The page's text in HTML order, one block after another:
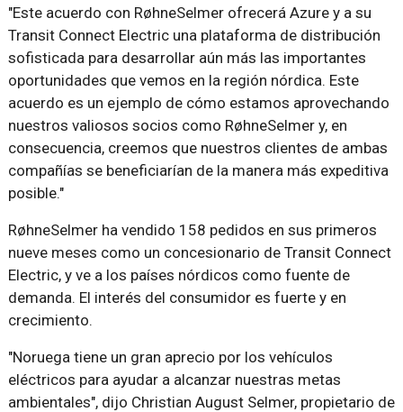
"Este acuerdo con RøhneSelmer ofrecerá Azure y a su
Transit Connect Electric una plataforma de distribución
sofisticada para desarrollar aún más las importantes
oportunidades que vemos en la región nórdica. Este
acuerdo es un ejemplo de cómo estamos aprovechando
nuestros valiosos socios como RøhneSelmer y, en
consecuencia, creemos que nuestros clientes de ambas
compañías se beneficiarían de la manera más expeditiva
posible."
RøhneSelmer ha vendido 158 pedidos en sus primeros
nueve meses como un concesionario de Transit Connect
Electric, y ve a los países nórdicos como fuente de
demanda. El interés del consumidor es fuerte y en
crecimiento.
"Noruega tiene un gran aprecio por los vehículos
eléctricos para ayudar a alcanzar nuestras metas
ambientales", dijo Christian August Selmer, propietario de